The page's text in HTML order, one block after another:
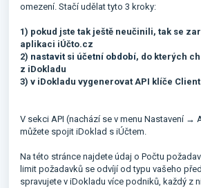
omezení. Stačí udělat tyto 3 kroky:
1) pokud jste tak ještě neučinili, tak se
aplikaci iÚčto.cz
2) nastavit si účetní období, do kterých
z iDokladu
3) v iDokladu vygenerovat API klíče
V sekci API (nachází se v menu Nastavení →
můžete spojit iDoklad s iÚčtem.
Na této stránce najdete údaj o Počtu
limit požadavků se odvíjí od typu vašeho
spravujete v iDokladu více podniků, každý z